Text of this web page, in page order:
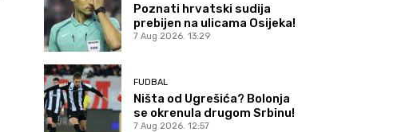
Poznati hrvatski sudija
prebijen na ulicama Osijeka!
7 Aug 2026. 13:29
FUDBAL
Ništa od Ugrešića? Bolonja
se okrenula drugom Srbinu!
7 Aug 2026. 12:57